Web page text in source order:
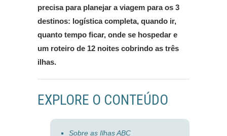
precisa para planejar a viagem para os 3
destinos: logística completa, quando ir,
quanto tempo ficar, onde se hospedar e
um roteiro de 12 noites cobrindo as três
ilhas.
EXPLORE O CONTEÚDO
Sobre as Ilhas ABC